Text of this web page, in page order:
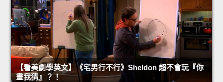
【看美劇學英文】《宅男行不行》Sheldon 超不會玩『你
畫我猜』？！